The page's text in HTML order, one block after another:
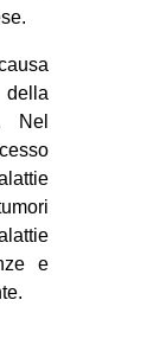
della
Nel
e